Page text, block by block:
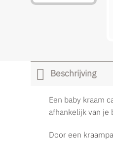
Beschrijving
Een baby kraam
afhankelijk van je
Door een